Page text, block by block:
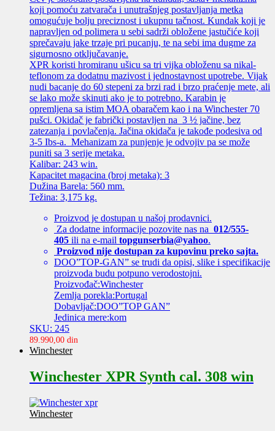
koji pomoću zatvarača i unutrašnjeg postavljanja metka
omogućuje bolju preciznost i ukupnu tačnost. Kundak koji je
napravljen od polimera u sebi sadrži obložene jastučiće koji
sprečavaju jake trzaje pri pucanju, te na sebi ima dugme za
sigurnosno otključavanje.
XPR koristi hromiranu ušicu sa tri vijka obloženu sa nikal-
teflonom za dodatnu mazivost i jednostavnost upotrebe. Vijak
nudi bacanje do 60 stepeni za brzi rad i brzo praćenje mete, ali
se lako može skinuti ako je to potrebno. Karabin je
opremljena sa istim MOA obaračem kao i na Winchester 70
pušci. Okidač je fabrički postavljen na 3 ½ jačine, bez
zatezanja i povlačenja. Jačina okidača je takođe podesiva od
3-5 Ibs-a. Mehanizam za punjenje je odvojiv pa se može
puniti sa 3 serije metaka.
Kalibar: 243 win.
Kapacitet magacina (broj metaka): 3
Dužina Barela: 560 mm.
Težina: 3,175 kg.
Proizvod je dostupan u našoj prodavnici.
Za dodatne informacije pozovite nas na 012/555-
405 ili na e-mail topgunserbia@yahoo.
Proizvod nije dostupan za kupovinu preko sajta.
DOO”TOP-GAN” se trudi da opisi, slike i specifikacije
proizvoda budu potpuno verodostojni.
Proizvođač:Winchester
Zemlja porekla:Portugal
Dobavljač:DOO”TOP GAN”
Jedinica mere:kom
SKU: 245
89.990,00 din
Winchester
Winchester XPR Synth cal. 308 win
Winchester